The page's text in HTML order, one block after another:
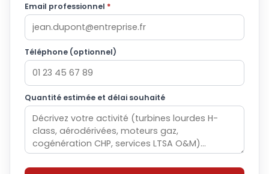
Email professionnel *
Téléphone (optionnel)
Quantité estimée et délai souhaité